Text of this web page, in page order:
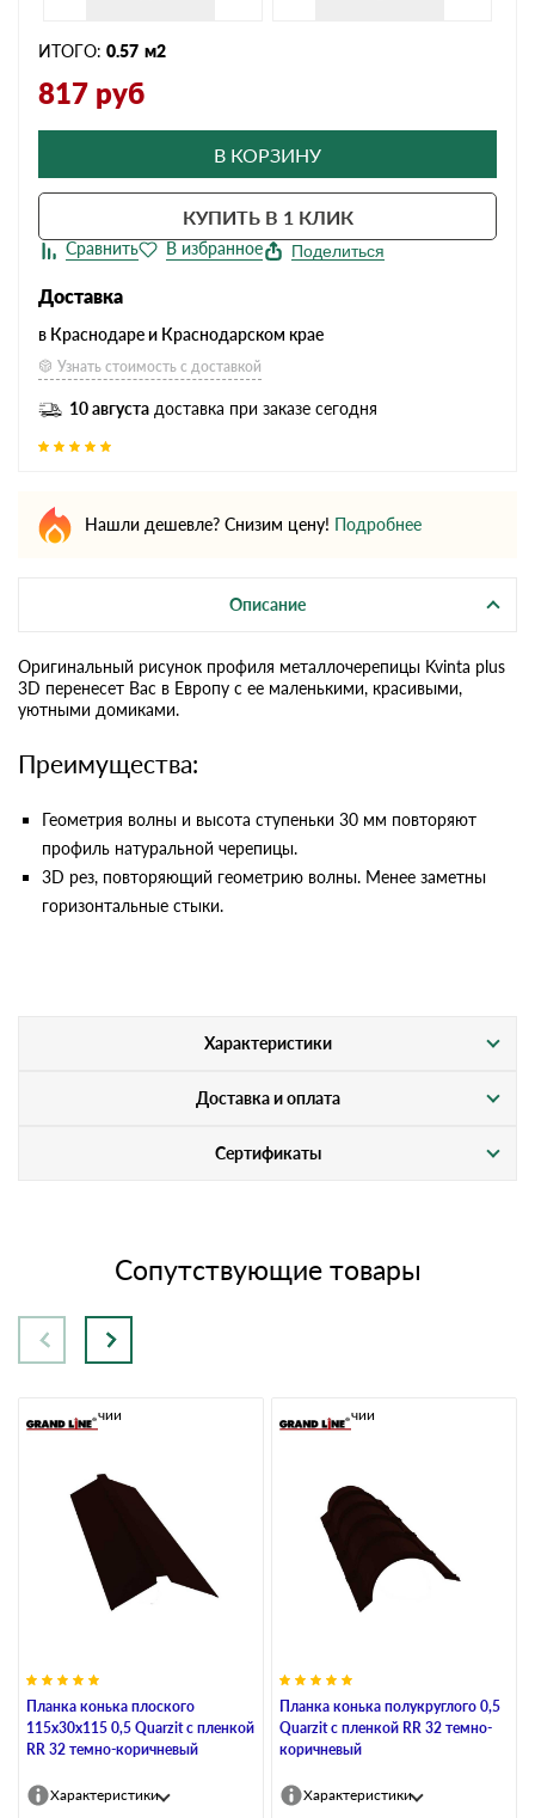
ИТОГО: 0.57 м2
817 руб
В КОРЗИНУ
КУПИТЬ В 1 КЛИК
Поделиться
Доставка
в Краснодаре и Краснодарском крае
Узнать стоимость с доставкой
10 августа доставка при заказе сегодня
Нашли дешевле? Снизим цену! Подробнее
Описание
Оригинальный рисунок профиля металлочерепицы Kvinta plus
3D перенесет Вас в Европу с ее маленькими, красивыми,
уютными домиками.
Преимущества:
Геометрия волны и высота ступеньки 30 мм повторяют
профиль натуральной черепицы.
3D рез, повторяющий геометрию волны. Менее заметны
горизонтальные стыки.
Характеристики
Доставка и оплата
Сертификаты
Сопутствующие товары
Планка конька плоского
115х30х115 0,5 Quarzit с пленкой
RR 32 темно-коричневый
В наличии
Характеристики
Планка конька полукруглого 0,5
Quarzit с пленкой RR 32 темно-
коричневый
В наличии
Характеристики